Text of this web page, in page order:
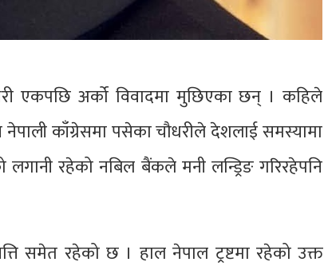
एकपछि अर्को विवादमा मुछिएका छन् । कहिले
काँग्रेसमा पसेका चौधरीले देशलाई समस्यामा
लगानी रहेको नबिल बैंकले मनी लन्ड्रिङ गरिरहेपनि
समेत रहेको छ । हाल नेपाल ट्रष्टमा रहेको उक्त